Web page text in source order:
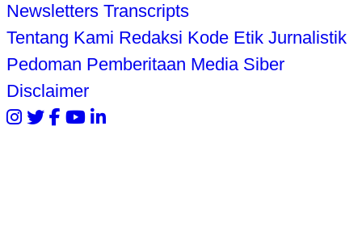
Newsletters Transcripts
Tentang Kami Redaksi Kode Etik Jurnalistik
Pedoman Pemberitaan Media Siber
Disclaimer